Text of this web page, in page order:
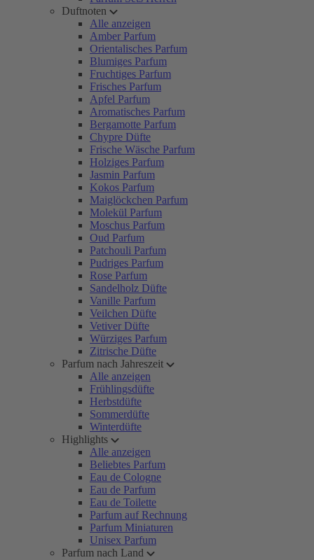
Duftnoten
Alle anzeigen
Amber Parfum
Orientalisches Parfum
Blumiges Parfum
Fruchtiges Parfum
Frisches Parfum
Apfel Parfum
Aromatisches Parfum
Bergamotte Parfum
Chypre Düfte
Frische Wäsche Parfum
Holziges Parfum
Jasmin Parfum
Kokos Parfum
Maiglöckchen Parfum
Molekül Parfum
Moschus Parfum
Oud Parfum
Patchouli Parfum
Pudriges Parfum
Rose Parfum
Sandelholz Düfte
Vanille Parfum
Veilchen Düfte
Vetiver Düfte
Würziges Parfum
Zitrische Düfte
Parfum nach Jahreszeit
Alle anzeigen
Frühlingsdüfte
Herbstdüfte
Sommerdüfte
Winterdüfte
Highlights
Alle anzeigen
Beliebtes Parfum
Eau de Cologne
Eau de Parfum
Eau de Toilette
Parfum auf Rechnung
Parfum Miniaturen
Unisex Parfum
Parfum nach Land